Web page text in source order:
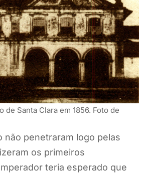
de Santa Clara em 1856. Foto de
não penetraram logo pelas
os primeiros
teria esperado que